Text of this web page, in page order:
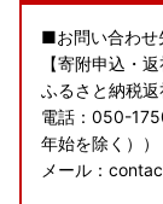
■お問い合わせ
【寄附申込・
ふるさと納税
電話：050-
年始を除く））
メール：